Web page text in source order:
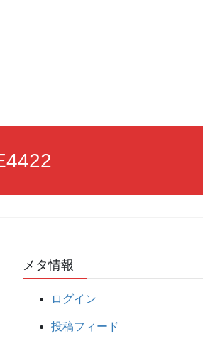
メタ情報
ログイン
投稿フィード